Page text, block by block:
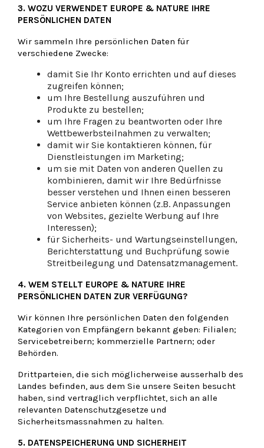
3. WOZU VERWENDET EUROPE & NATURE IHRE
PERSÖNLICHEN DATEN
Wir sammeln Ihre persönlichen Daten für
verschiedene Zwecke:
damit Sie Ihr Konto errichten und auf dieses
zugreifen können;
um Ihre Bestellung auszuführen und
Produkte zu bestellen;
um Ihre Fragen zu beantworten oder Ihre
Wettbewerbsteilnahmen zu verwalten;
damit wir Sie kontaktieren können, für
Dienstleistungen im Marketing;
um sie mit Daten von anderen Quellen zu
kombinieren, damit wir Ihre Bedürfnisse
besser verstehen und Ihnen einen besseren
Service anbieten können (z.B. Anpassungen
von Websites, gezielte Werbung auf Ihre
Interessen);
für Sicherheits- und Wartungseinstellungen,
Berichterstattung und Buchprüfung sowie
Streitbeilegung und Datensatzmanagement.
4. WEM STELLT EUROPE & NATURE IHRE
PERSÖNLICHEN DATEN ZUR VERFÜGUNG?
Wir können Ihre persönlichen Daten den folgenden
Kategorien von Empfängern bekannt geben: Filialen;
Servicebetreibern; kommerzielle Partnern; oder
Behörden.
Drittparteien, die sich möglicherweise ausserhalb des
Landes befinden, aus dem Sie unsere Seiten besucht
haben, sind vertraglich verpflichtet, sich an alle
relevanten Datenschutzgesetze und
Sicherheitsmassnahmen zu halten.
5. DATENSPEICHERUNG UND SICHERHEIT